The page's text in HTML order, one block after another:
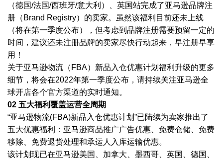
（德国/法国/西班牙/意大利）、英国站完成了亚马逊品牌注
册（Brand Registry）的卖家。虽然该福利目前还未上线
（将在第一季度公布），但考虑到品牌注册需要预留一定的
时间，建议还未注册品牌的卖家尽快行动起来，早注册早享
用！
关于亚马逊物流（ FBA）新品入仓优惠计划福利升级的更多
细节，将会在2022年第一季度公布，请持续关注亚马逊全
球开店各个官方渠道的实时通知。
02 五大福利覆盖运营全周期
“亚马逊物流(FBA)新品入仓优惠计划”已陆续为卖家推出了
五大优惠福利：亚马逊商品推广广告优惠、免费仓储、免费
移除、免费退货处理和承运人入库运输优惠。
该计划现已在亚马逊美国、加拿大、墨西哥、英国、德国、